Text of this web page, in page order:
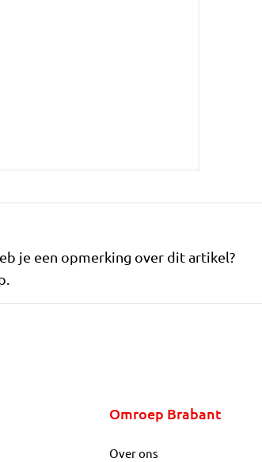
je een opmerking over dit artikel?
Omroep Brabant
Over ons